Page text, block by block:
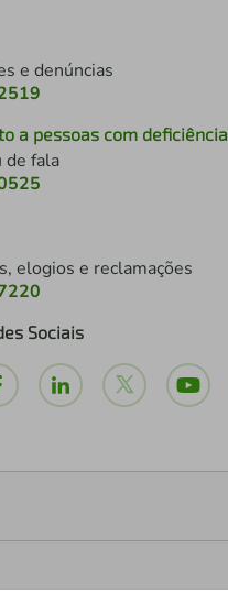
e denúncias
a pessoas com deficiência
de fala
elogios e reclamações
Sociais